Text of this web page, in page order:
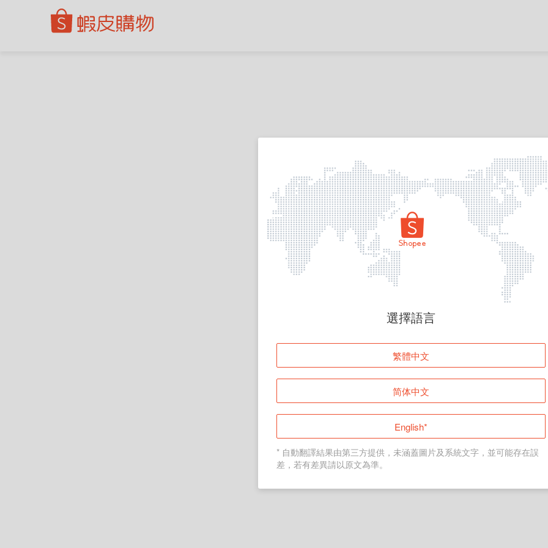
頁面無法顯示
登入
返回首頁
選擇語言
繁體中文
简体中文
English*
* 自動翻譯結果由第三方提供，未涵蓋圖片及系統文字，並可能存在誤
差，若有差異請以原文為準。